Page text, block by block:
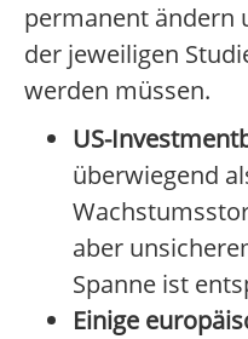
permanent ändern
der jeweiligen
werden müssen.
US-
überwiegend
aber
Spanne ist
Einige